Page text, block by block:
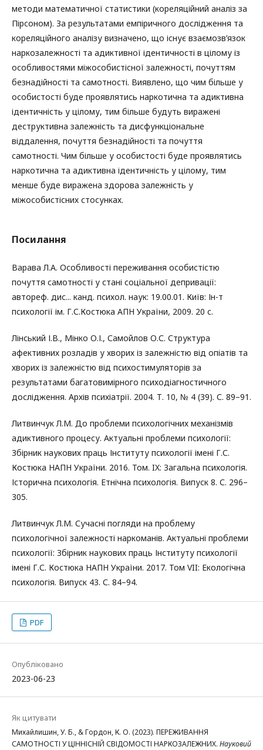
методи математичної статистики (кореляційний аналіз за
Пірсоном). За результатами емпіричного дослідження та
кореляційного аналізу визначено, що існує взаємозв’язок
наркозалежності та адиктивної ідентичності в цілому із
особливостями міжособистісної залежності, почуттям
безнадійності та самотності. Виявлено, що чим більше у
особистості буде проявлятись наркотична та адиктивна
ідентичність у цілому, тим більше будуть виражені
деструктивна залежність та дисфункціональне
віддалення, почуття безнадійності та почуття
самотності. Чим більше у особистості буде проявлятись
наркотична та адиктивна ідентичність у цілому, тим
менше буде виражена здорова залежність у
міжособистісних стосунках.
Посилання
Варава Л.А. Особливості переживання особистістю
почуття самотності у стані соціальної депривації:
автореф. дис... канд. психол. наук: 19.00.01. Київ: Ін-т
психології ім. Г.С.Костюка АПН України, 2009. 20 с.
Лінський І.В., Мінко О.І., Самойлов О.С. Структура
афективних розладів у хворих із залежністю від опіатів та
хворих із залежністю від психостимуляторів за
результатами багатовимірного психодіагностичного
дослідження. Архів психіатрії. 2004. Т. 10, № 4 (39). С. 89–91.
Литвинчук Л.М. До проблеми психологічних механізмів
адиктивного процесу. Актуальні проблеми психології:
Збірник наукових праць Інституту психології імені Г.С.
Костюка НАПН України. 2016. Том. IX: Загальна психологія.
Історична психологія. Етнічна психологія. Випуск 8. С. 296–
305.
Литвинчук Л.М. Сучасні погляди на проблему
психологічної залежності наркоманів. Актуальні проблеми
психології: Збірник наукових праць Інституту психології
імені Г.С. Костюка НАПН України. 2017. Том VII: Екологічна
психологія. Випуск 43. С. 84–94.
PDF
Опубліковано
2023-06-23
Як цитувати
Михайлишин, У. Б., & Гордон, К. О. (2023). ПЕРЕЖИВАННЯ
САМОТНОСТІ У ЦІННІСНІЙ СВІДОМОСТІ НАРКОЗАЛЕЖНИХ. Науковий